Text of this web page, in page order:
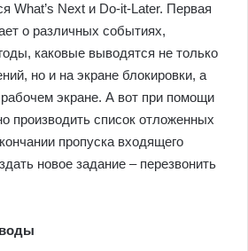
What’s Next и Do-it-Later. Первая
о различных событиях,
каковые выводятся не только
но и на экране блокировки, а
экране. А вот при помощи
производить список отложенных
пропуска входящего
новое задание – перезвонить